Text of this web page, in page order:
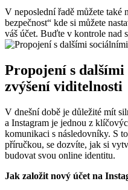
V neposlední řadě můžete také
bezpečnost“ kde si můžete
váš účet. Buďte v kontrole nad
Propojení s
zvýšení viditelnosti
V dnešní době je důležité mít
a Instagram je jednou z
komunikaci s následovníky. S
příručkou, se dozvíte, jak si
budovat svou online identitu.
Jak založit nový účet na